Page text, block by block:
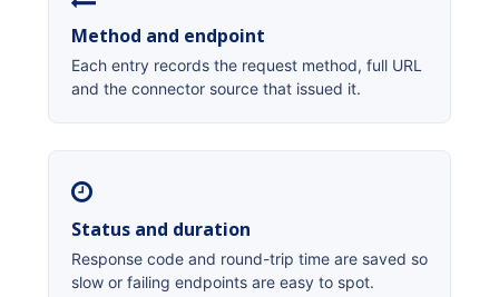
Method and endpoint
Each entry records the request method, full URL
and the connector source that issued it.
Status and duration
Response code and round-trip time are saved so
slow or failing endpoints are easy to spot.